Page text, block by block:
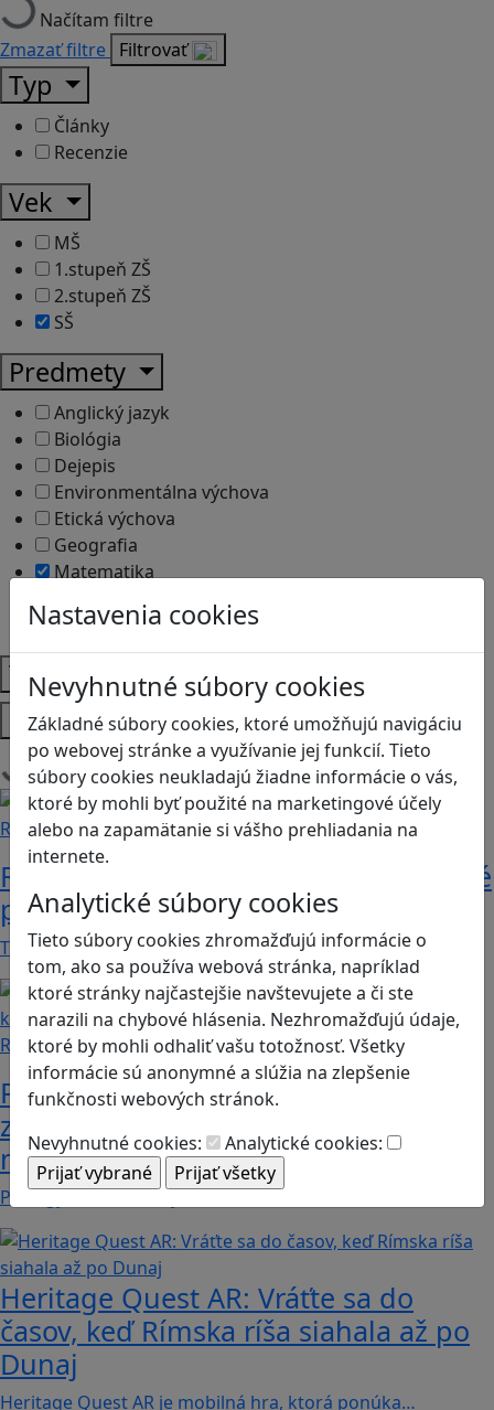
Nastavenia cookies
Nevyhnutné súbory cookies
Základné súbory cookies, ktoré umožňujú navigáciu
po webovej stránke a využívanie jej funkcií. Tieto
súbory cookies neukladajú žiadne informácie o vás,
ktoré by mohli byť použité na marketingové účely
alebo na zapamätanie si vášho prehliadania na
internete.
Analytické súbory cookies
Tieto súbory cookies zhromažďujú informácie o
tom, ako sa používa webová stránka, napríklad
ktoré stránky najčastejšie navštevujete a či ste
narazili na chybové hlásenia. Nezhromažďujú údaje,
ktoré by mohli odhaliť vašu totožnosť. Všetky
informácie sú anonymné a slúžia na zlepšenie
funkčnosti webových stránok.
Nevyhnutné cookies:
Analytické cookies:
Načítam filtre
Zmazať filtre Filtrovať
Typ
Články
Recenzie
Vek
MŠ
1.stupeň ZŠ
2.stupeň ZŠ
SŠ
Predmety
Anglický jazyk
Biológia
Dejepis
Environmentálna výchova
Etická výchova
Geografia
Matematika
Vlastiveda
Témy
Platformy
Načítam blogy
Recenzie
Rébusy sú hlavolamy do vrecka, ktoré
potrápia aj logiku
Tieto kartičky poskytnú skvelú zábavu pre celú…
Recenzie
Prodigy Math Game: Objavte
zábavný svet matematiky, ktorý deti
motivuje k učeniu
Prodigy Math Game je vzdelávacia hra, ktorá…
Heritage Quest AR: Vráťte sa do
časov, keď Rímska ríša siahala až po
Dunaj
Heritage Quest AR je mobilná hra, ktorá ponúka…